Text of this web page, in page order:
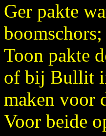
Ger pakte
Toon pakte
of bij Bullit
maken voor
Voor beide